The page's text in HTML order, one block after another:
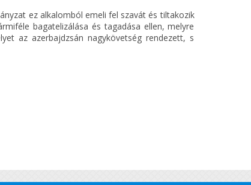
ez alkalomból emeli fel szavát és tiltakozik
bagatelizálása és tagadása ellen, melyre
az azerbajdzsán nagykövetség rendezett, s